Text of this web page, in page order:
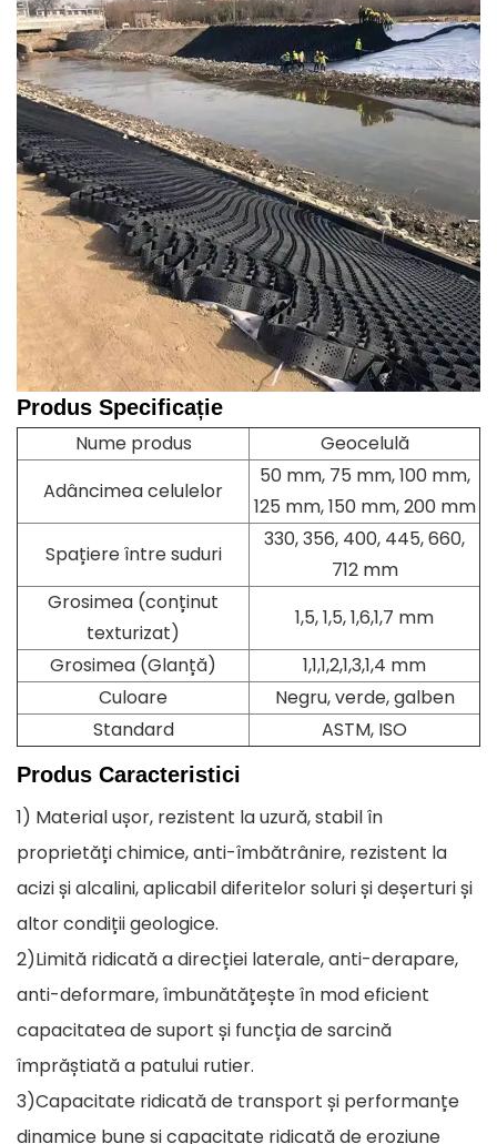
Produs Specificație
Nume produs
Geocelulă
Adâncimea celulelor
50 mm, 75 mm, 100 mm,
125 mm, 150 mm, 200 mm
Spațiere între suduri
330, 356, 400, 445, 660,
712 mm
Grosimea (conținut
texturizat)
1,5, 1,5, 1,6,1,7 mm
Grosimea (Glanță)
1,1,1,2,1,3,1,4 mm
Culoare
Negru, verde, galben
Standard
ASTM, ISO
Produs Caracteristici
1) Material ușor, rezistent la uzură, stabil în
proprietăți chimice, anti-îmbătrânire, rezistent la
acizi și alcalini, aplicabil diferitelor soluri și deșerturi și
altor condiții geologice.
2)Limită ridicată a direcției laterale, anti-derapare,
anti-deformare, îmbunătățește în mod eficient
capacitatea de suport și funcția de sarcină
împrăștiată a patului rutier.
3)Capacitate ridicată de transport și performanțe
dinamice bune și capacitate ridicată de eroziune